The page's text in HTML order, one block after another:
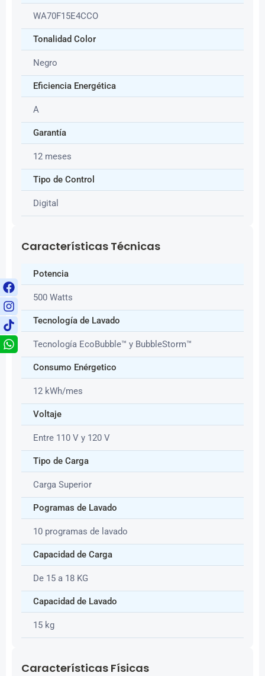
WA70F15E4CCO
Tonalidad Color
Negro
Eficiencia Energética
A
Garantía
12 meses
Tipo de Control
Digital
Características Técnicas
Potencia
500 Watts
Tecnología de Lavado
Tecnología EcoBubble™ y BubbleStorm™
Consumo Enérgetico
12 kWh/mes
Voltaje
Entre 110 V y 120 V
Tipo de Carga
Carga Superior
Pogramas de Lavado
10 programas de lavado
Capacidad de Carga
De 15 a 18 KG
Capacidad de Lavado
15 kg
Características Físicas